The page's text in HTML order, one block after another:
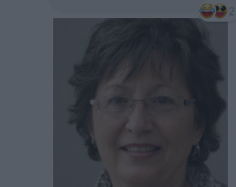
2